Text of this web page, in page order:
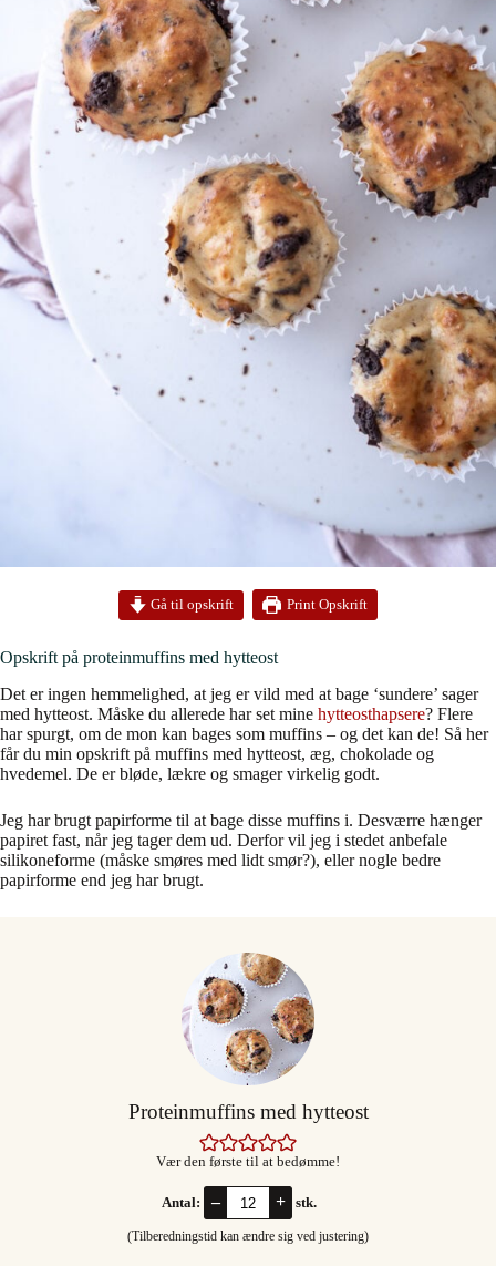
Gå til opskrift Print Opskrift
Opskrift på proteinmuffins med hytteost
Det er ingen hemmelighed, at jeg er vild med at bage ‘sundere’ sager
med hytteost. Måske du allerede har set mine hytteosthapsere? Flere
har spurgt, om de mon kan bages som muffins – og det kan de! Så her
får du min opskrift på muffins med hytteost, æg, chokolade og
hvedemel. De er bløde, lækre og smager virkelig godt.
Jeg har brugt papirforme til at bage disse muffins i. Desværre hænger
papiret fast, når jeg tager dem ud. Derfor vil jeg i stedet anbefale
silikoneforme (måske smøres med lidt smør?), eller nogle bedre
papirforme end jeg har brugt.
Proteinmuffins med hytteost
Vær den første til at bedømme!
Antal: – + stk.
(Tilberedningstid kan ændre sig ved justering)